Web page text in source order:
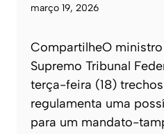
março 19, 2026
CompartilheO
Supremo Tribunal
terça-feira (18)
regulamenta uma
para um mandato-